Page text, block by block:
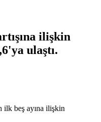
ilişkin
ulaştı.
ilk beş ayına ilişkin